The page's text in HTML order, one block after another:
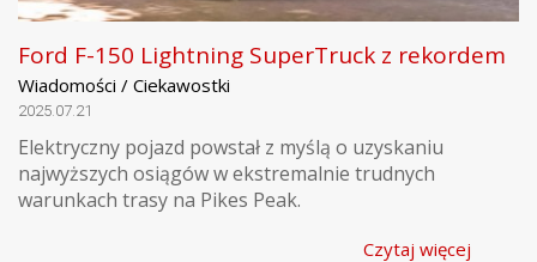
Ford F-150 Lightning SuperTruck z rekordem
Wiadomości / Ciekawostki
2025.07.21
Elektryczny pojazd powstał z myślą o uzyskaniu
najwyższych osiągów w ekstremalnie trudnych
warunkach trasy na Pikes Peak.
Czytaj więcej